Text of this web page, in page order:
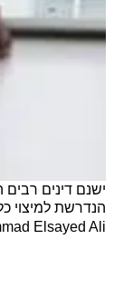
ישנם דינים
הנדרשת למיצוי
Elsayed Ali